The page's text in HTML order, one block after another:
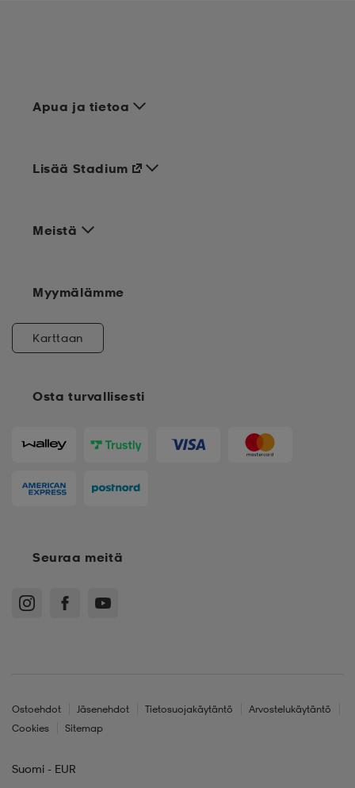
Apua ja tietoa
Meistä
Osta turvallisesti
Lisää Stadium
Myymälämme
Karttaan
Seuraa meitä
Ostoehdot Jäsenehdot Tietosuojakäytäntö
Arvostelukäytäntö
Cookies
Sitemap
Suomi - EUR